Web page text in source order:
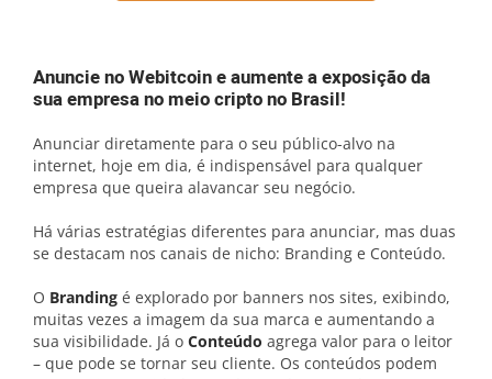
Anuncie no Webitcoin e aumente a exposição da
sua empresa no meio cripto no Brasil!
Anunciar diretamente para o seu público-alvo na
internet, hoje em dia, é indispensável para qualquer
empresa que queira alavancar seu negócio.
Há várias estratégias diferentes para anunciar, mas duas
se destacam nos canais de nicho: Branding e Conteúdo.
O Branding é explorado por banners nos sites, exibindo,
muitas vezes a imagem da sua marca e aumentando a
sua visibilidade. Já o Conteúdo agrega valor para o leitor
– que pode se tornar seu cliente. Os conteúdos podem